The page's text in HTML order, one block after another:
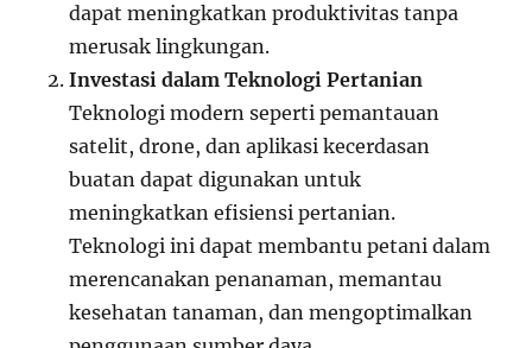
dapat meningkatkan produktivitas tanpa
merusak lingkungan.
Investasi dalam Teknologi Pertanian
Teknologi modern seperti pemantauan
satelit, drone, dan aplikasi kecerdasan
buatan dapat digunakan untuk
meningkatkan efisiensi pertanian.
Teknologi ini dapat membantu petani dalam
merencanakan penanaman, memantau
kesehatan tanaman, dan mengoptimalkan